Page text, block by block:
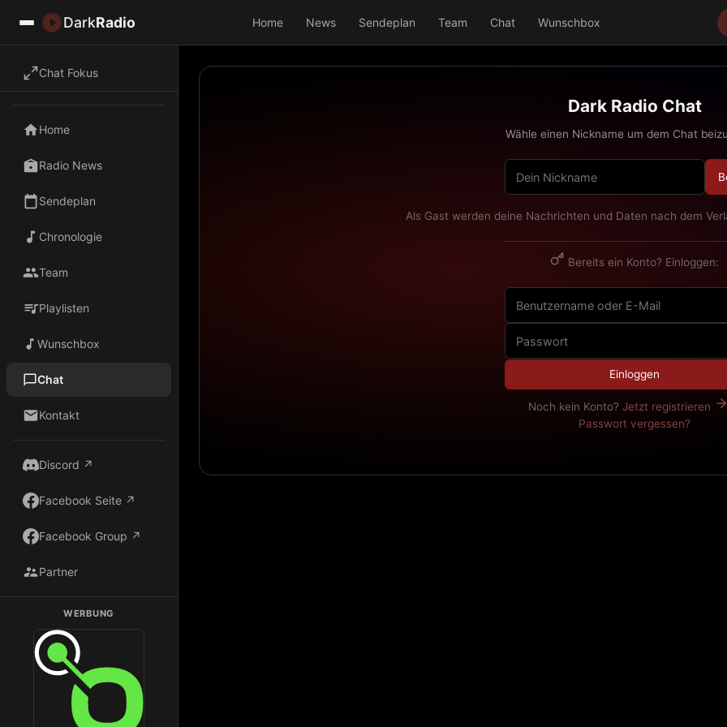
DarkRadio Home News Sendeplan Team Chat Wunschbox
Chat Fokus
Home
Radio News
Sendeplan
Chronologie
Team
Playlisten
Wunschbox
Chat
Kontakt
Discord ↗
Facebook Seite ↗
Facebook Group ↗
Partner
WERBUNG
Dark Radio auf Radio.de hören
Dark Radio Chat
Wähle einen Nickname um dem Chat
Als Gast werden deine Nachrichten und Daten nach dem
Bereits ein Konto? Einloggen:
Einloggen
Noch kein Konto? Jetzt registrieren
Passwort vergessen?